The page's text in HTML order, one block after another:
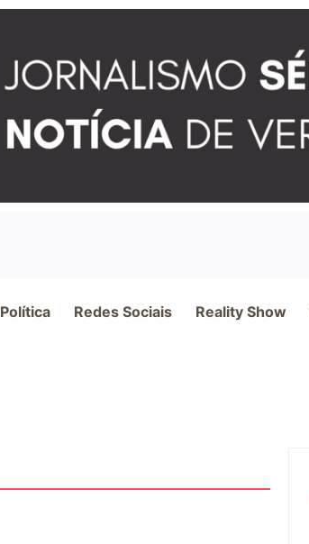
Política Redes Sociais Reality Show